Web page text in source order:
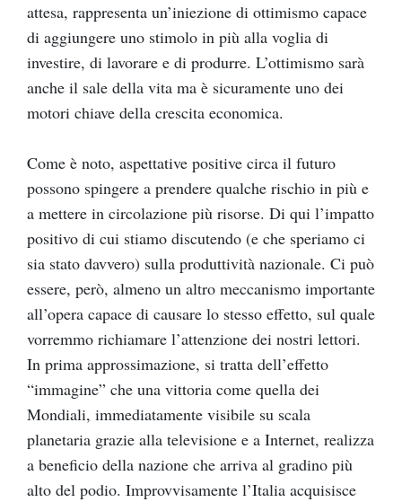
attesa, rappresenta un’iniezione di ottimismo capace
di aggiungere uno stimolo in più alla voglia di
investire, di lavorare e di produrre. L’ottimismo sarà
anche il sale della vita ma è sicuramente uno dei
motori chiave della crescita economica.
Come è noto, aspettative positive circa il futuro
possono spingere a prendere qualche rischio in più e
a mettere in circolazione più risorse. Di qui l’impatto
positivo di cui stiamo discutendo (e che speriamo ci
sia stato davvero) sulla produttività nazionale. Ci può
essere, però, almeno un altro meccanismo importante
all’opera capace di causare lo stesso effetto, sul quale
vorremmo richiamare l’attenzione dei nostri lettori.
In prima approssimazione, si tratta dell’effetto
“immagine” che una vittoria come quella dei
Mondiali, immediatamente visibile su scala
planetaria grazie alla televisione e a Internet, realizza
a beneficio della nazione che arriva al gradino più
alto del podio. Improvvisamente l’Italia acquisisce